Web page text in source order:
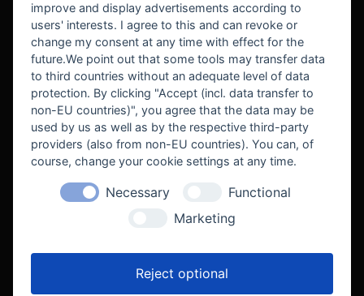
BEKANNT AUS
improve and display advertisements according to
users' interests. I agree to this and can revoke or
change my consent at any time with effect for the
future.We point out that some tools may transfer data
to third countries without an adequate level of data
protection. By clicking "Accept (incl. data transfer to
non-EU countries)", you agree that the data may be
used by us as well as by the respective third-party
providers (also from non-EU countries). You can, of
course, change your cookie settings at any time.
Necessary
Functional
Marketing
Reject optional